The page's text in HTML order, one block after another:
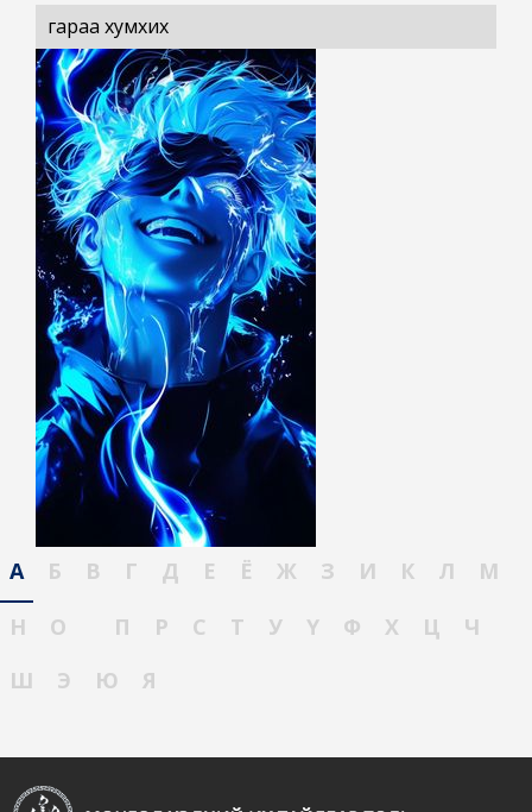
гараа хумхих
А Б В Г Д Е Ё Ж З И К Л
М
Н
О П Р С Т У Ү Ф Х Ц
Ч
Ш
Э Ю Я